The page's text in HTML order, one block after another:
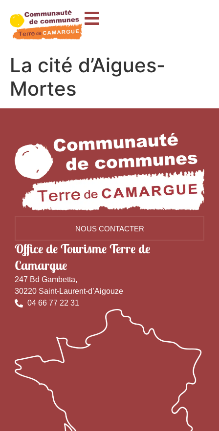
principal
La cité d’Aigues-
Mortes
NOUS CONTACTER
Office de Tourisme Terre de
Camargue
247 Bd Gambetta,
30220 Saint-Laurent-d’Aigouze
04 66 77 22 31